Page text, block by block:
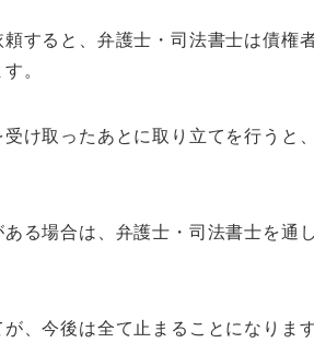
すると、弁護士・司法書士は債権
。
け取ったあとに取り立てを行うと
る場合は、弁護士・司法書士を通
、今後は全て止まることになります